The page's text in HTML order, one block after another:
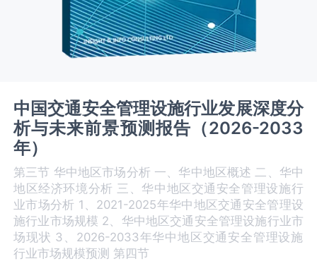
中国交通安全管理设施行业发展深度分
析与未来前景预测报告（2026-2033
年）
第三节 华中地区市场分析 一、华中地区概述 二、华中
地区经济环境分析 三、华中地区交通安全管理设施‌‌‌行
业市场分析 1、2021-2025年华中地区交通安全管理设
施行业市场规模 2、华中地区交通安全管理设施‌‌‌行业市
场现状 3、2026-2033年华中地区交通安全管理设施‌‌‌
行业市场规模预测 第四节